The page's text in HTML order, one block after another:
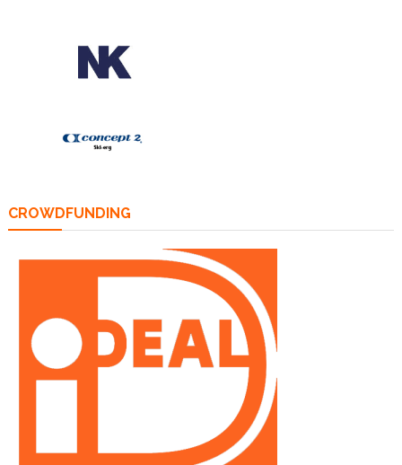
CROWDFUNDING